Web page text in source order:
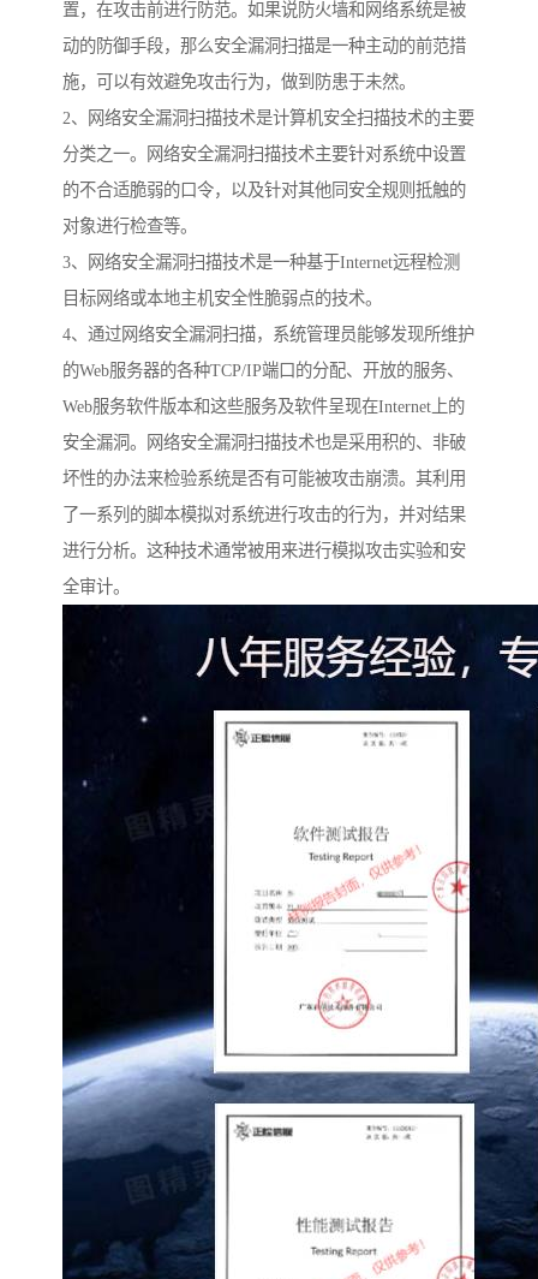
置，在攻击前进行防范。如果说防火墙和网络系统是被
动的防御手段，那么安全漏洞扫描是一种主动的前范措
施，可以有效避免攻击行为，做到防患于未然。
2、网络安全漏洞扫描技术是计算机安全扫描技术的主要
分类之一。网络安全漏洞扫描技术主要针对系统中设置
的不合适脆弱的口令，以及针对其他同安全规则抵触的
对象进行检查等。
3、网络安全漏洞扫描技术是一种基于Internet远程检测
目标网络或本地主机安全性脆弱点的技术。
4、通过网络安全漏洞扫描，系统管理员能够发现所维护
的Web服务器的各种TCP/IP端口的分配、开放的服务、
Web服务软件版本和这些服务及软件呈现在Internet上的
安全漏洞。网络安全漏洞扫描技术也是采用积的、非破
坏性的办法来检验系统是否有可能被攻击崩溃。其利用
了一系列的脚本模拟对系统进行攻击的行为，并对结果
进行分析。这种技术通常被用来进行模拟攻击实验和安
全审计。